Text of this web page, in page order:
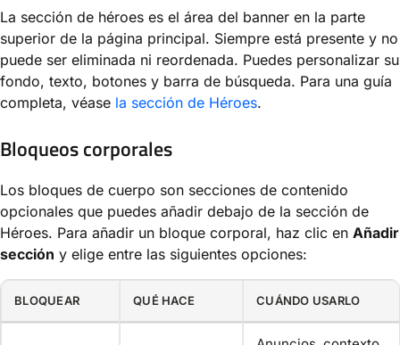
La sección de héroes es el área del banner en la parte
superior de la página principal. Siempre está presente y no
puede ser eliminada ni reordenada. Puedes personalizar su
fondo, texto, botones y barra de búsqueda. Para una guía
completa, véase la sección de Héroes.
Bloqueos corporales
Los bloques de cuerpo son secciones de contenido
opcionales que puedes añadir debajo de la sección de
Héroes. Para añadir un bloque corporal, haz clic en Añadir
sección y elige entre las siguientes opciones:
BLOQUEAR QUÉ HACE CUÁNDO USARLO